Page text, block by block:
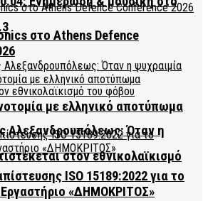
Αλεξανδρουπόλεως: Όταν η
στον εθνικολαϊκισμό
στο Athens Defence
με ελληνικό αποτύπωμα
ISO 15189:2022 για το
«ΔΗΜΟΚΡΙΤΟΣ»